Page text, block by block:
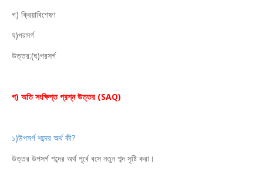
গ) ক্রিয়াবিশেষণ
ঘ)পরসর্গ
উত্তর:(ঘ)পরসর্গ
গ) অতি সংক্ষিপ্ত প্রশ্ন উত্তর (SAQ)
১)উপসর্গ শব্দের অর্থ কী?
উত্তর উপসর্গ শব্দের অর্থ পূর্বে বসে নতুন শব্দ সৃষ্টি করা।